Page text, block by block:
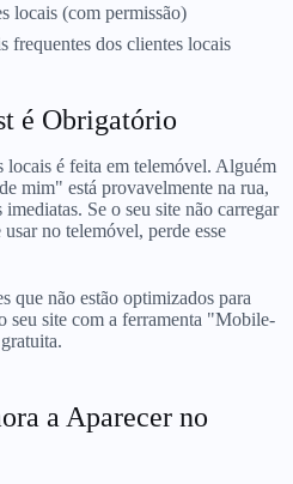
locais (com permissão)
frequentes dos clientes locais
é Obrigatório
locais é feita em telemóvel. Alguém
mim" está provavelmente na rua,
Se o seu site não carregar
no telemóvel, perde esse
que não estão optimizados para
seu site com a ferramenta "Mobile-
a Aparecer no